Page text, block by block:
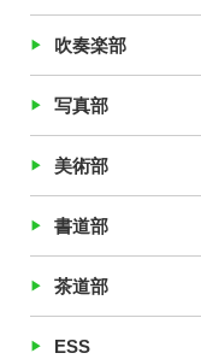
吹奏楽部
写真部
美術部
書道部
茶道部
ESS